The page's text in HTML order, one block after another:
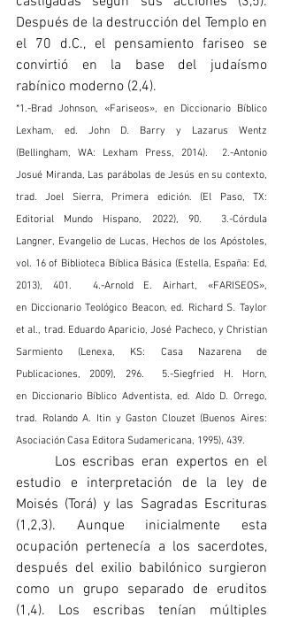
Después de la destrucción del Templo en
el 70 d.C., el pensamiento fariseo se
convirtió en la base del judaísmo
rabínico moderno (2,4).
*1.-Brad Johnson, «Fariseos», en Diccionario Bíblico
Lexham, ed. John D. Barry y Lazarus Wentz
(Bellingham, WA: Lexham Press, 2014).  2.-Antonio
Josué Miranda, Las parábolas de Jesús en su contexto,
trad. Joel Sierra, Primera edición. (El Paso, TX:
Editorial Mundo Hispano, 2022), 90.  3.-Córdula
Langner, Evangelio de Lucas, Hechos de los Apóstoles,
vol. 16 of Biblioteca Bíblica Básica (Estella, España: Ed,
2013), 401.  4.-Arnold E. Airhart, «FARISEOS»,
en Diccionario Teológico Beacon, ed. Richard S. Taylor
et al., trad. Eduardo Aparicio, José Pacheco, y Christian
Sarmiento (Lenexa, KS: Casa Nazarena de
Publicaciones, 2009), 296.  5.-Siegfried H. Horn,
en Diccionario Bíblico Adventista, ed. Aldo D. Orrego,
trad. Rolando A. Itin y Gaston Clouzet (Buenos Aires:
Asociación Casa Editora Sudamericana, 1995), 439.
estudio e interpretación de la ley de
Moisés (Torá) y las Sagradas Escrituras
(1,2,3). Aunque inicialmente esta
ocupación pertenecía a los sacerdotes,
después del exilio babilónico surgieron
como un grupo separado de eruditos
(1,4). Los escribas tenían múltiples